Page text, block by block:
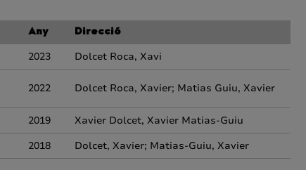
Any Direcció
2023
Dolcet Roca, Xavi
2022 Dolcet Roca, Xavier; Matias Guiu, Xavier
2019
Xavier Dolcet, Xavier Matias-Guiu
2018
Dolcet, Xavier; Matias-Guiu, Xavier